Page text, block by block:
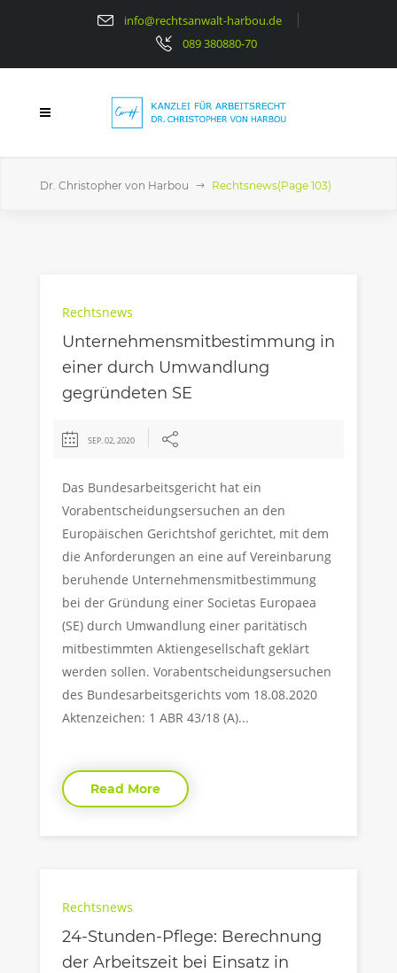
info@rechtsanwalt-harbou.de
089 380880-70
Dr. Christopher von Harbou Rechtsnews(Page 103)
Rechtsnews
Unternehmensmitbestimmung in
einer durch Umwandlung
gegründeten SE
SEP. 02, 2020
Das Bundesarbeitsgericht hat ein
Vorabentscheidungsersuchen an den
Europäischen Gerichtshof gerichtet, mit dem
die Anforderungen an eine auf Vereinbarung
beruhende Unternehmensmitbestimmung
bei der Gründung einer Societas Europaea
(SE) durch Umwandlung einer paritätisch
mitbestimmten Aktiengesellschaft geklärt
werden sollen. Vorabentscheidungsersuchen
des Bundesarbeitsgerichts vom 18.08.2020
Aktenzeichen: 1 ABR 43/18 (A)...
Read More
Rechtsnews
24-Stunden-Pflege: Berechnung
der Arbeitszeit bei Einsatz in